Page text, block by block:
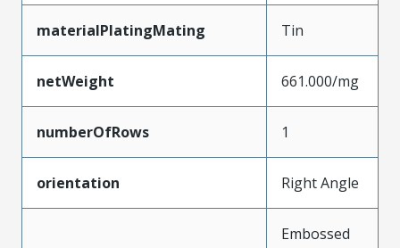
materialPlatingMating Tin
netWeight 661.000/mg
numberOfRows 1
orientation Right Angle
Embossed